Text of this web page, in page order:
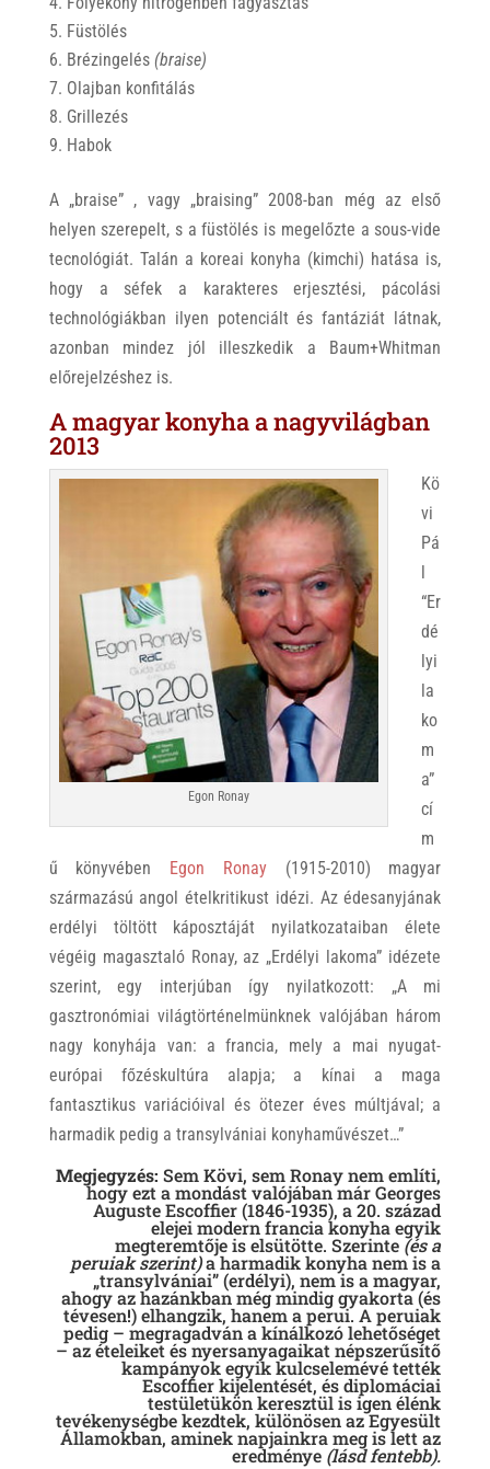
Füstölés
Brézingelés (braise)
Olajban konfitálás
Grillezés
Habok
A „braise” , vagy „braising” 2008-ban még az első
helyen szerepelt, s a füstölés is megelőzte a sous-vide
tecnológiát. Talán a koreai konyha (kimchi) hatása is,
hogy a séfek a karakteres erjesztési, pácolási
technológiákban ilyen potenciált és fantáziát látnak,
azonban mindez jól illeszkedik a Baum+Whitman
előrejelzéshez is.
A magyar konyha a nagyvilágban
2013
Egon Ronay
Kö
vi
Pá
“Er
dé
lyi
la
ko
m
a”
cí
m
ű könyvében Egon Ronay(1915-2010) magyar
származású angol ételkritikust idézi. Az édesanyjának
erdélyi töltött káposztáját nyilatkozataiban élete
végéig magasztaló Ronay, az „Erdélyi lakoma” idézete
szerint, egy interjúban így nyilatkozott: „A mi
gasztronómiai világtörténelmünknek valójában három
nagy konyhája van: a francia, mely a mai nyugat-
európai főzéskultúra alapja; a kínai a maga
fantasztikus variációival és ötezer éves múltjával; a
harmadik pedig a transylvániai konyhaművészet…”
Megjegyzés: Sem Kövi, sem Ronay nem említi,
hogy ezt a mondást valójában már Georges
Auguste Escoffier (1846-1935), a 20. század
elejei modern francia konyha egyik
megteremtője is elsütötte. Szerinte (és a
peruiak szerint)a harmadik konyha nem is a
„transylvániai” (erdélyi), nem is a magyar,
ahogy az hazánkban még mindig gyakorta (és
tévesen!) elhangzik, hanem a perui. A peruiak
pedig – megragadván a kínálkozó lehetőséget
– az ételeiket és nyersanyagaikat népszerűsítő
kampányok egyik kulcselemévé tették
Escoffier kijelentését, és diplomáciai
testületükön keresztül is igen élénk
tevékenységbe kezdtek, különösen az Egyesült
Államokban, aminek napjainkra meg is lett az
eredménye (lásd fentebb).